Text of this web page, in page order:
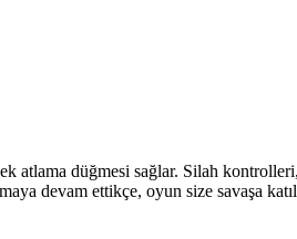
atlama düğmesi sağlar. Silah
devam ettikçe, oyun size savaşa